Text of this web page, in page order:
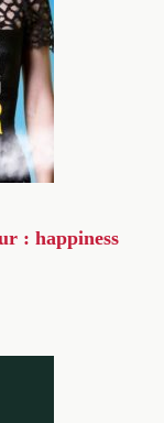
: happiness